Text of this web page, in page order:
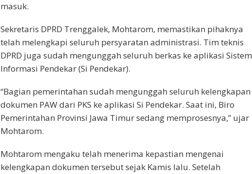
masuk.
Sekretaris DPRD Trenggalek, Mohtarom, memastikan pihaknya
telah melengkapi seluruh persyaratan administrasi. Tim teknis
DPRD juga sudah mengunggah seluruh berkas ke aplikasi Sistem
Informasi Pendekar (Si Pendekar).
“Bagian pemerintahan sudah mengunggah seluruh kelengkapan
dokumen PAW dari PKS ke aplikasi Si Pendekar. Saat ini, Biro
Pemerintahan Provinsi Jawa Timur sedang memprosesnya,” ujar
Mohtarom.
Mohtarom mengaku telah menerima kepastian mengenai
kelengkapan dokumen tersebut sejak Kamis lalu. Setelah